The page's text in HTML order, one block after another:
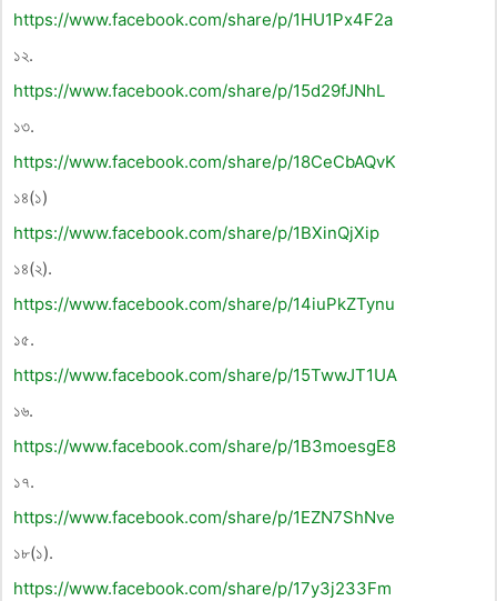
https://www.facebook.com/share/p/1HU1Px4F2a
১২.
https://www.facebook.com/share/p/15d29fJNhL
১৩.
https://www.facebook.com/share/p/18CeCbAQvK
১৪(১)
https://www.facebook.com/share/p/1BXinQjXip
১৪(২).
https://www.facebook.com/share/p/14iuPkZTynu
১৫.
https://www.facebook.com/share/p/15TwwJT1UA
১৬.
https://www.facebook.com/share/p/1B3moesgE8
১৭.
https://www.facebook.com/share/p/1EZN7ShNve
১৮(১).
https://www.facebook.com/share/p/17y3j233Fm